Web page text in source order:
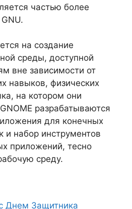
частью более
на создание
среды, доступной
вне зависимости от
навыков, физических
на котором они
разрабатываются
для конечных
и набор инструментов
приложений, тесно
среду.
Днем Защитника